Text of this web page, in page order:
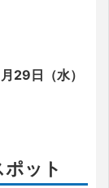
29日（水）
ット